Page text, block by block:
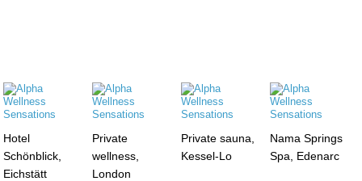
Hotel
Schönblick,
Eichstätt
Private
wellness,
London
Private sauna,
Kessel-Lo
Nama Springs
Spa, Edenarc